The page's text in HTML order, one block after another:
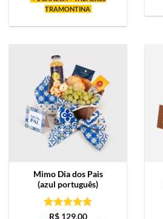
TRAMONTINA
Mimo Dia dos Pais
(azul português)
Avaliação5
R$129,00